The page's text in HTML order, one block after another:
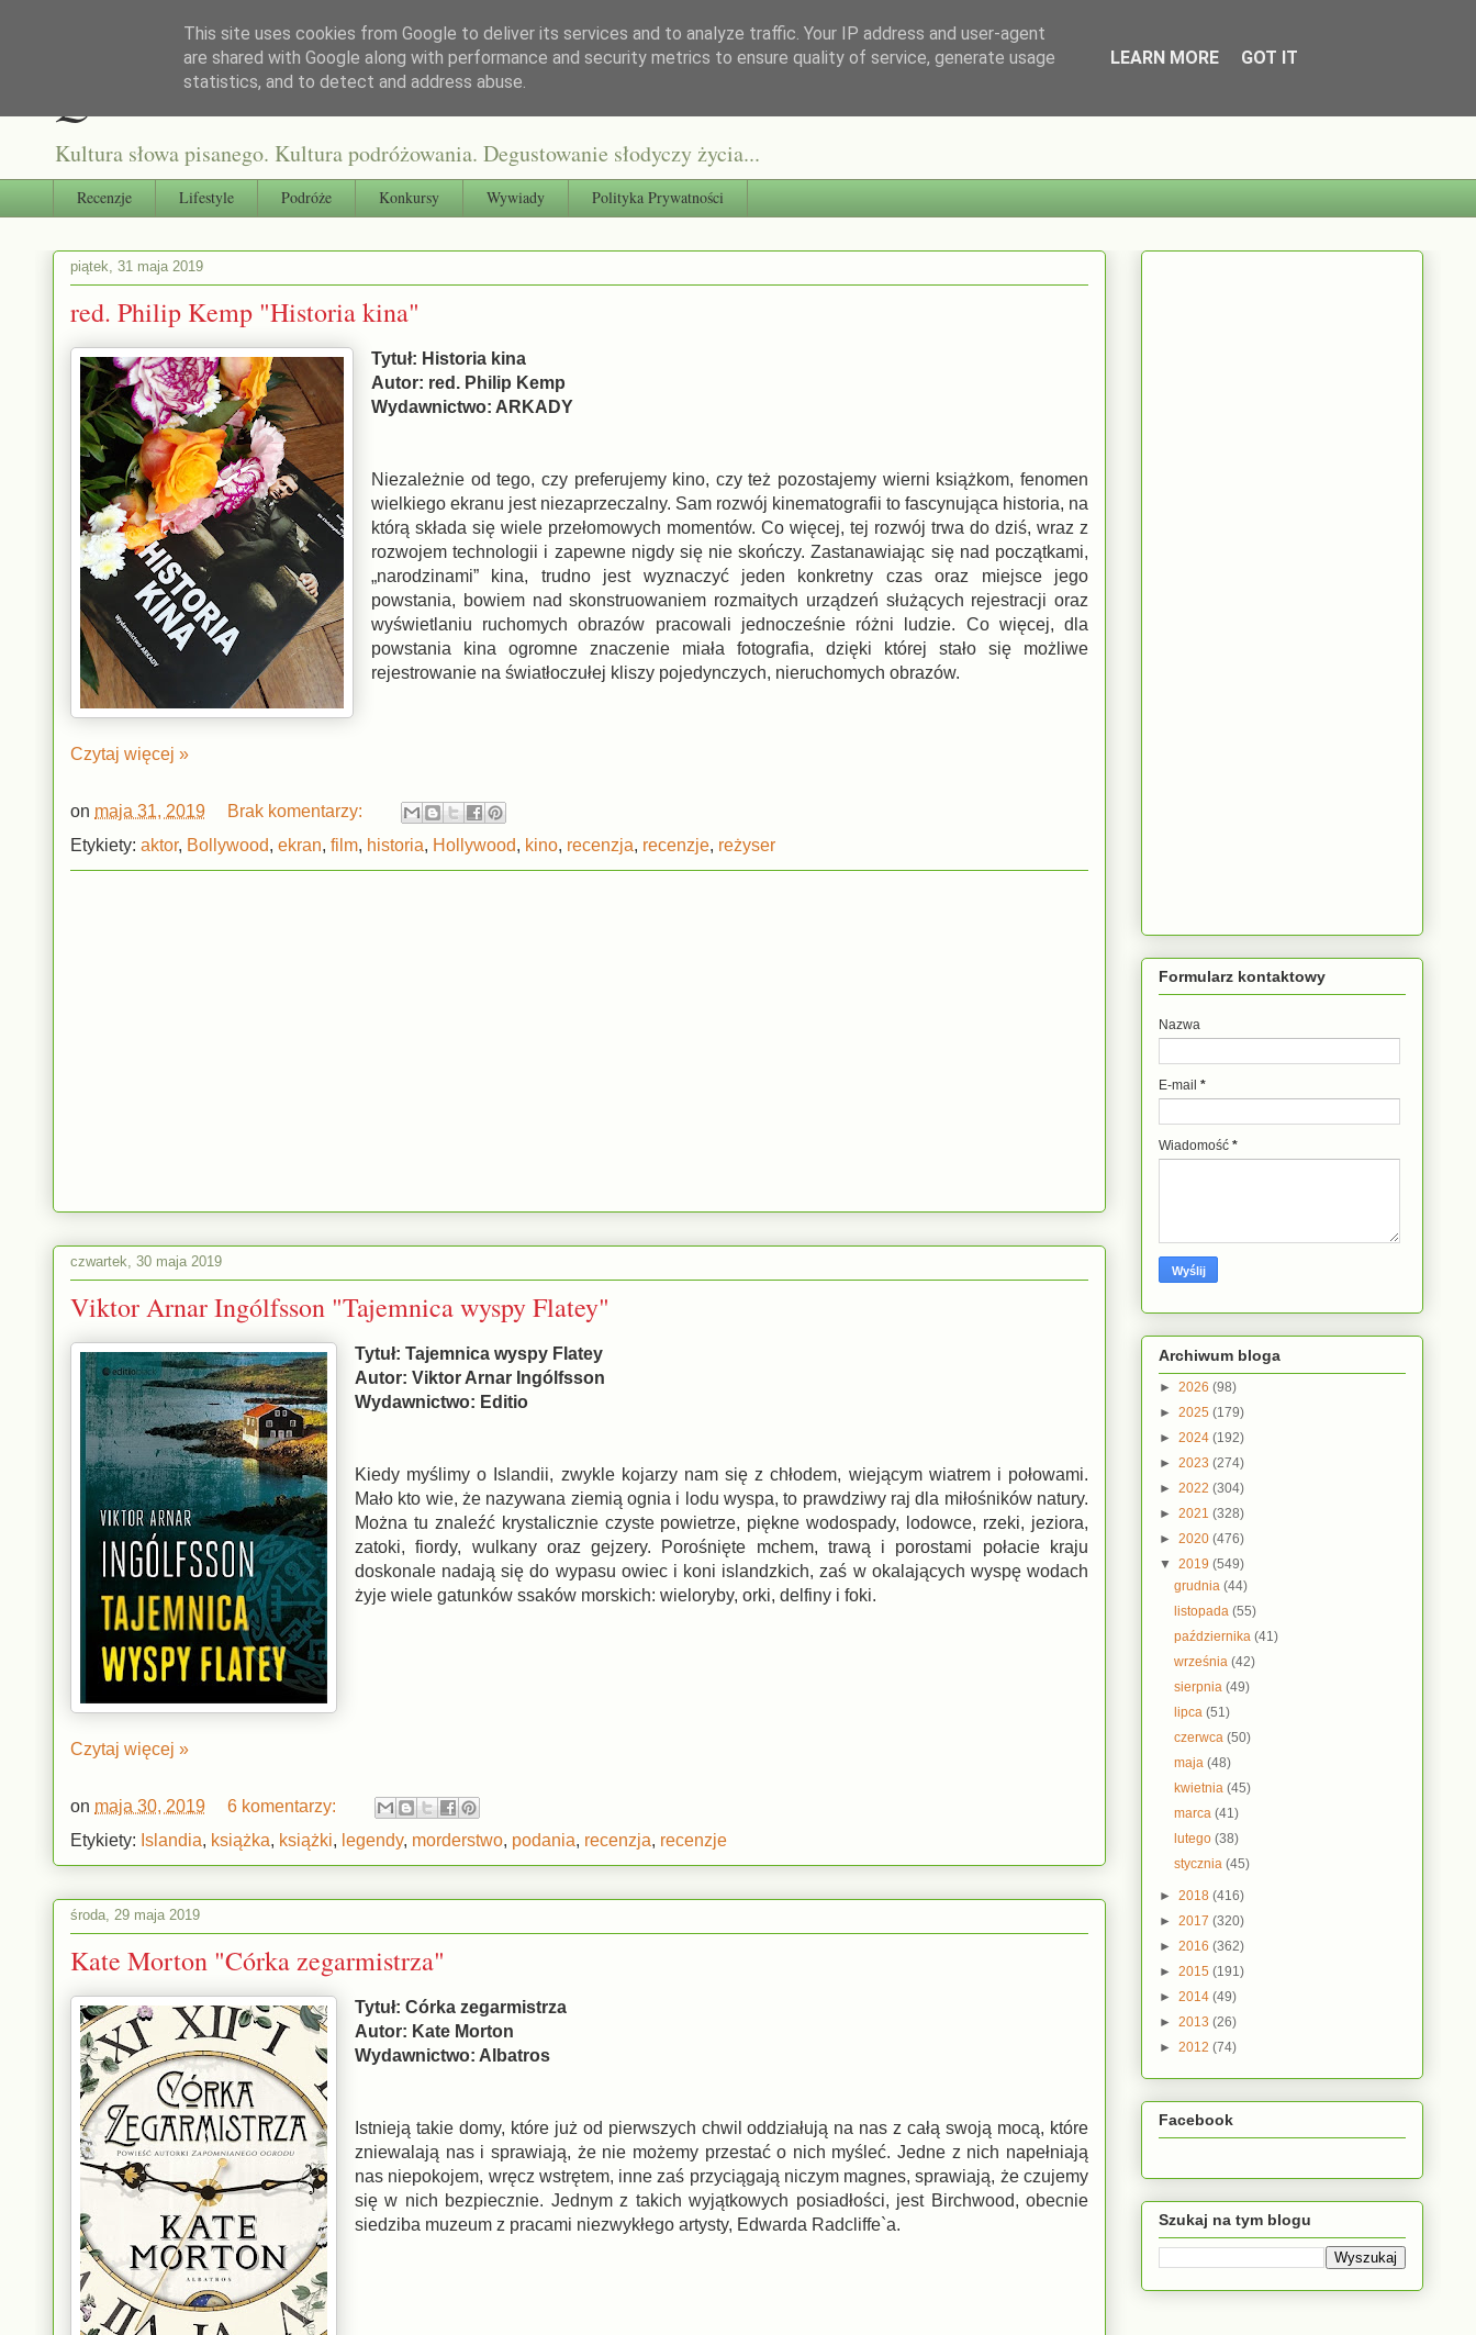
Qultura słowa
Kultura słowa pisanego. Kultura podróżowania. Degustowanie słodyczy życia...
Recenzje Lifestyle Podróże Konkursy Wywiady Polityka Prywatności
piątek, 31 maja 2019
red. Philip Kemp "Historia kina"
Tytuł: Historia kina
Autor: red. Philip Kemp
Wydawnictwo: ARKADY
Niezależnie od tego, czy preferujemy kino, czy też pozostajemy wierni książkom, fenomen
wielkiego ekranu jest niezaprzeczalny. Sam rozwój kinematografii to fascynująca historia, na
którą składa się wiele przełomowych momentów. Co więcej, tej rozwój trwa do dziś, wraz z
rozwojem technologii i zapewne nigdy się nie skończy. Zastanawiając się nad początkami,
„narodzinami” kina, trudno jest wyznaczyć jeden konkretny czas oraz miejsce jego
powstania, bowiem nad skonstruowaniem rozmaitych urządzeń służących rejestracji oraz
wyświetlaniu ruchomych obrazów pracowali jednocześnie różni ludzie. Co więcej, dla
powstania kina ogromne znaczenie miała fotografia, dzięki której stało się możliwe
rejestrowanie na światłoczułej kliszy pojedynczych, nieruchomych obrazów.
Czytaj więcej »
on maja 31, 2019
Brak komentarzy:
Etykiety: aktor, Bollywood, ekran, film, historia, Hollywood, kino, recenzja, recenzje, reżyser
czwartek, 30 maja 2019
Viktor Arnar Ingólfsson "Tajemnica wyspy Flatey"
Tytuł: Tajemnica wyspy Flatey
Autor: Viktor Arnar Ingólfsson
Wydawnictwo: Editio
Kiedy myślimy o Islandii, zwykle kojarzy nam się z chłodem, wiejącym wiatrem i połowami.
Mało kto wie, że nazywana ziemią ognia i lodu wyspa, to prawdziwy raj dla miłośników natury.
Można tu znaleźć krystalicznie czyste powietrze, piękne wodospady, lodowce, rzeki, jeziora,
zatoki, fiordy, wulkany oraz gejzery. Porośnięte mchem, trawą i porostami połacie kraju
doskonale nadają się do wypasu owiec i koni islandzkich, zaś w okalających wyspę wodach
żyje wiele gatunków ssaków morskich: wieloryby, orki, delfiny i foki.
Czytaj więcej »
on maja 30, 2019
6 komentarzy:
Etykiety: Islandia, książka, książki, legendy, morderstwo, podania, recenzja, recenzje
środa, 29 maja 2019
Kate Morton "Córka zegarmistrza"
Tytuł: Córka zegarmistrza
Autor: Kate Morton
Wydawnictwo: Albatros
Istnieją takie domy, które już od pierwszych chwil oddziałują na nas z całą swoją mocą, które
zniewalają nas i sprawiają, że nie możemy przestać o nich myśleć. Jedne z nich napełniają
nas niepokojem, wręcz wstrętem, inne zaś przyciągają niczym magnes, sprawiają, że czujemy
się w nich bezpiecznie. Jednym z takich wyjątkowych posiadłości, jest Birchwood, obecnie
siedziba muzeum z pracami niezwykłego artysty, Edwarda Radcliffe`a.
Formularz kontaktowy
Nazwa
E-mail *
Wiadomość *
Archiwum bloga
► 2026 (98)
► 2025 (179)
► 2024 (192)
► 2023 (274)
► 2022 (304)
► 2021 (328)
► 2020 (476)
▼ 2019 (549)
grudnia(44)
listopada(55)
października(41)
września(42)
sierpnia(49)
lipca(51)
czerwca(50)
maja(48)
kwietnia(45)
marca(41)
lutego(38)
stycznia(45)
► 2018 (416)
► 2017 (320)
► 2016 (362)
► 2015 (191)
► 2014 (49)
► 2013 (26)
► 2012 (74)
Facebook
Szukaj na tym blogu
This site uses cookies from Google to deliver its services and to analyze traffic. Your IP address and user-agent
are shared with Google along with performance and security metrics to ensure quality of service, generate usage
statistics, and to detect and address abuse.
LEARN MORE GOT IT